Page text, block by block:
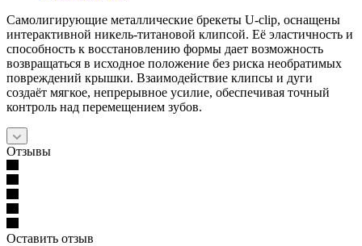
Самолигирующие металлические брекеты U-clip, оснащены
интерактивной никель-титановой клипсой. Её эластичность и
способность к восстановлению формы дает возможность
возвращаться в исходное положение без риска необратимых
повреждений крышки. Взаимодействие клипсы и дуги
создаёт мягкое, непрерывное усилие, обеспечивая точный
контроль над перемещением зубов.
Отзывы
Оставить отзыв